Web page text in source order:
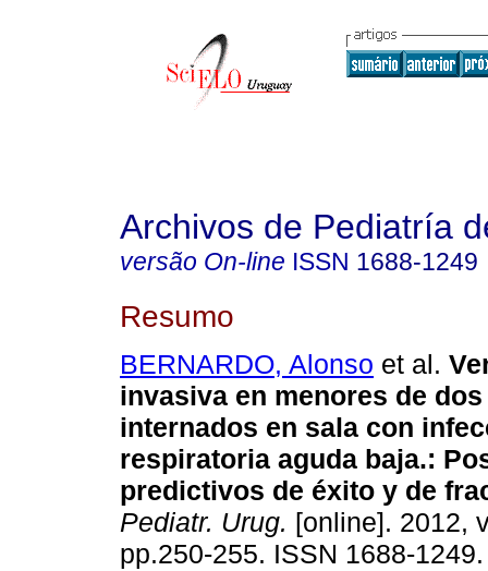
Archivos de Pediatría
versão On-line ISSN 1688-1249
Resumo
BERNARDO, Alonso et al.
invasiva en menores de
internados en sala con
respiratoria aguda baja.:
predictivos de éxito y de
Pediatr. Urug. [online]. 2012,
pp.250-255. ISSN 1688-1249.